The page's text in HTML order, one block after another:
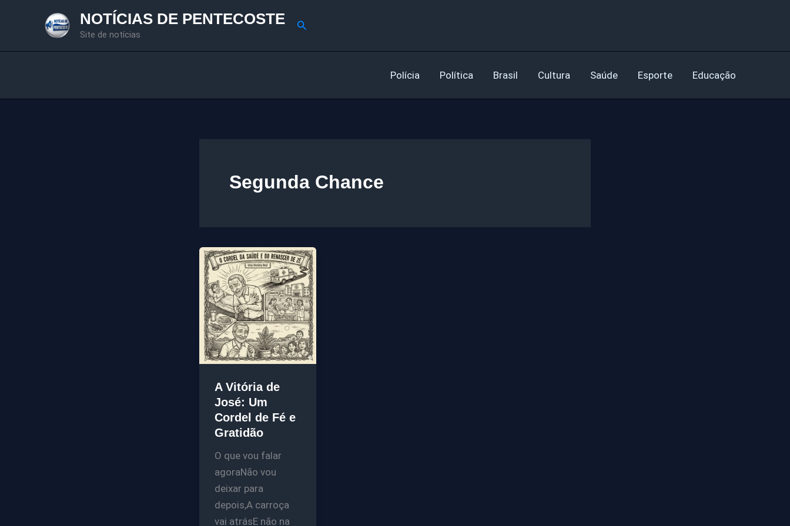
NOTÍCIAS DE PENTECOSTE
Site de notícias
Pesquisar
Polícia Política Brasil Cultura Saúde Esporte Educação
Segunda Chance
A Vitória de
José: Um
Cordel de Fé e
Gratidão
O que vou falar
agoraNão vou
deixar para
depois,A carroça
vai atrásE não na